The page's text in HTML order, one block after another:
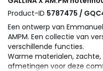
Product-ID 5787475 /
Een ontwerp van
AMPM. Een collectie van
verschillende functies.
Warme materialen,
afmetingen voor deze